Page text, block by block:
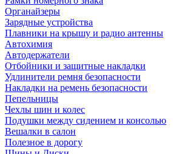
Органайзеры
Зарядные устройства
Плавники на крышу и радио антенны
Автохимия
Автодержатели
Отбойники и защитные накладки
Удлинители ремня безопасности
Накладки на ремень безопасности
Пепельницы
Чехлы шин и колес
Подушки между сидением и консолью
Вешалки в салон
Полезное в дорогу